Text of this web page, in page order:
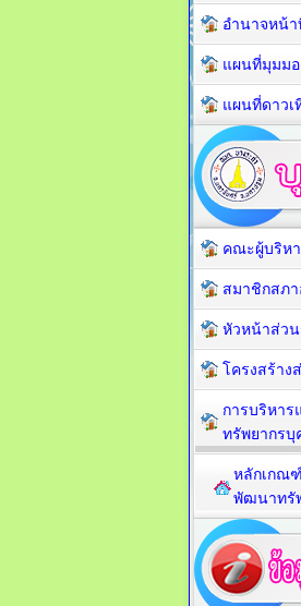
อำนาจหน้า
แผนที่มุมม
แผนที่ดาวเ
คณะผู้บริห
สมาชิกสภ
หัวหน้าส่ว
โครงสร้าง
การบริหา
ทรัพยากรบุ
หลักเกณ
พัฒนาทรั